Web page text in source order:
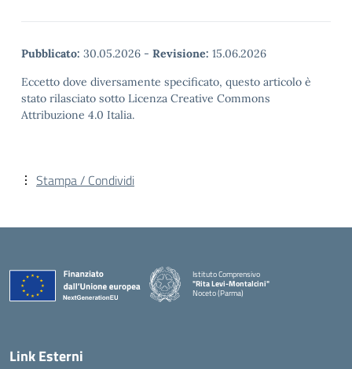
Pubblicato: 30.05.2026 - Revisione: 15.06.2026
Eccetto dove diversamente specificato, questo articolo è
stato rilasciato sotto Licenza Creative Commons
Attribuzione 4.0 Italia.
Stampa / Condividi
Istituto Comprensivo
"Rita Levi-Montalcini"
Noceto (Parma)
Link Esterni